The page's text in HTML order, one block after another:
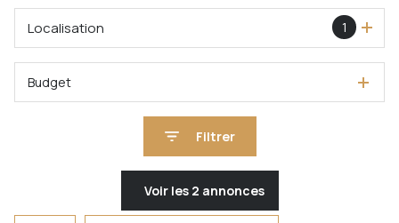
1
Localisation
Budget
Filtrer
Voir les 2 annonces